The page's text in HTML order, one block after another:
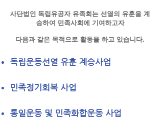
사단법인 독립유공자 유족회는 선열의 유훈을 계
승하여 민족사회에 기여하고자
다음과 같은 목적으로 활동을 하고 있습니다.
독립운동선열 유훈 계승사업
민족정기회복 사업
통일운동 및 민족화합운동 사업